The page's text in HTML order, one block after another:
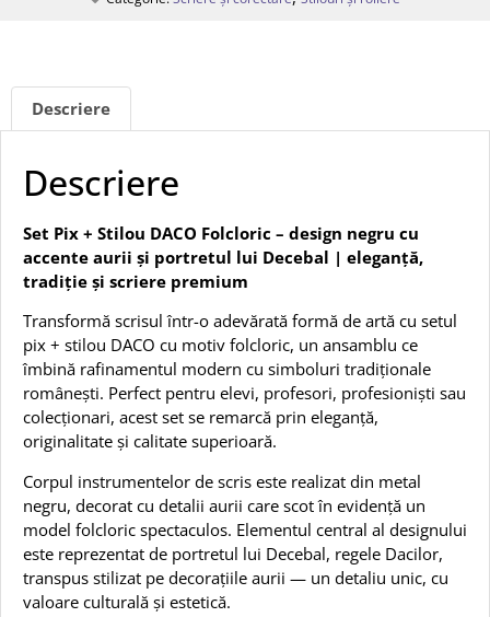
Descriere
Descriere
Set Pix + Stilou DACO Folcloric – design negru cu
accente aurii și portretul lui Decebal | eleganță,
tradiție și scriere premium
Transformă scrisul într-o adevărată formă de artă cu setul
pix + stilou DACO cu motiv folcloric, un ansamblu ce
îmbină rafinamentul modern cu simboluri tradiționale
românești. Perfect pentru elevi, profesori, profesioniști sau
colecționari, acest set se remarcă prin eleganță,
originalitate și calitate superioară.
Corpul instrumentelor de scris este realizat din metal
negru, decorat cu detalii aurii care scot în evidență un
model folcloric spectaculos. Elementul central al designului
este reprezentat de portretul lui Decebal, regele Dacilor,
transpus stilizat pe decorațiile aurii — un detaliu unic, cu
valoare culturală și estetică.